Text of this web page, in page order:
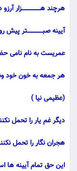
هرچند هـــــــــــــــــــزار
آیینه صبــــــــــــــــتر
عمریست به نام نامی
هر جمعه به خون خود
(عظیمی نیا )
دیگر غم یار را تحمل
هجران نگار را تحمل
این حق تمام آیینه ها